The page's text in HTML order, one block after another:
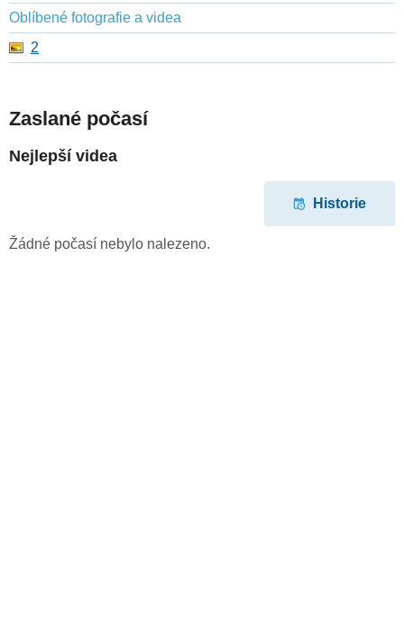
Oblíbené fotografie a videa
2
Zaslané počasí
Nejlepší videa
Historie
Žádné počasí nebylo nalezeno.